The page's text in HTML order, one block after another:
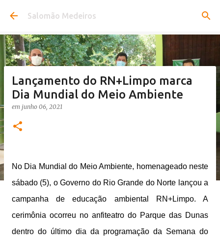
Pular para o conteúdo principal
Salomão Medeiros
Lançamento do RN+Limpo marca
Dia Mundial do Meio Ambiente
em junho 06, 2021
No Dia Mundial do Meio Ambiente, homenageado neste
sábado (5), o Governo do Rio Grande do Norte lançou a
campanha de educação ambiental RN+Limpo. A
cerimônia ocorreu no anfiteatro do Parque das Dunas
dentro do último dia da programação da Semana do